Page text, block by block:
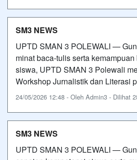
SM3 NEWS
UPTD SMAN 3 POLEWALI —
minat baca-tulis serta
siswa, UPTD SMAN 3 Polewali
Workshop Jurnalistik dan Literasi
24/05/2026 12:48 - Oleh Admin3 - Dilihat
SM3 NEWS
UPTD SMAN 3 POLEWALI —